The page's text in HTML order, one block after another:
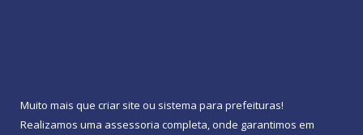
Muito mais que criar site ou sistema para prefeituras!
Realizamos uma assessoria completa, onde garantimos em